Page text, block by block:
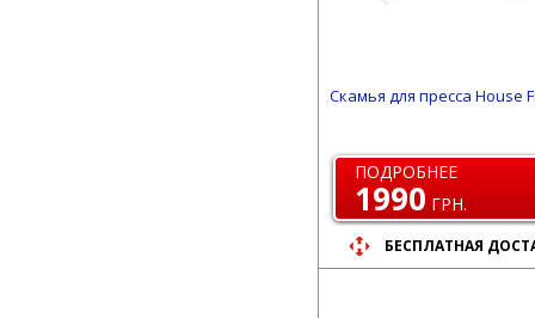
Скамья для пресса House
ПОДРОБНЕЕ
1990 ГРН.
БЕСПЛАТНАЯ